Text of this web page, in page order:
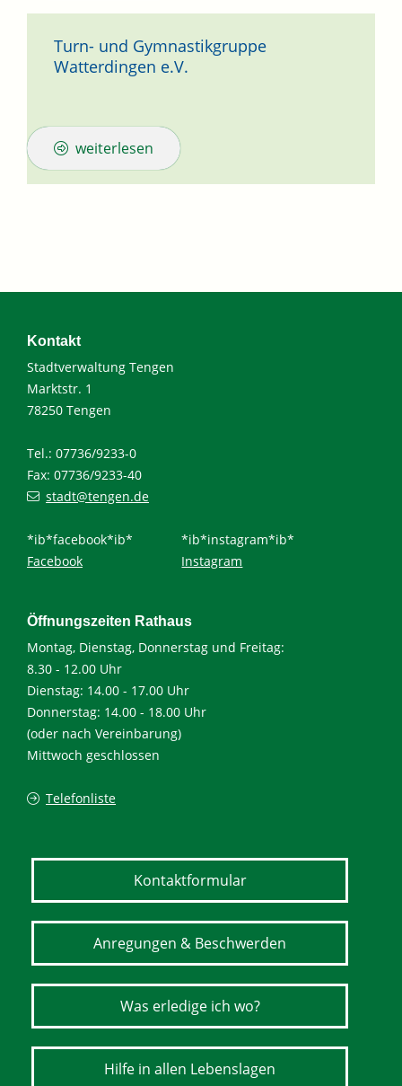
Turn- und Gymnastikgruppe
Watterdingen e.V.
weiterlesen
Kontakt
Stadtverwaltung Tengen
Marktstr. 1
78250 Tengen
Tel.: 07736/9233-0
Fax: 07736/9233-40
stadt@tengen.de
*ib*facebook*ib*
Facebook
*ib*instagram*ib*
Instagram
Öffnungszeiten Rathaus
Montag, Dienstag, Donnerstag und Freitag:
8.30 - 12.00 Uhr
Dienstag: 14.00 - 17.00 Uhr
Donnerstag: 14.00 - 18.00 Uhr
(oder nach Vereinbarung)
Mittwoch geschlossen
Telefonliste
Kontaktformular
Anregungen & Beschwerden
Was erledige ich wo?
Hilfe in allen Lebenslagen